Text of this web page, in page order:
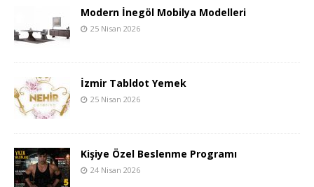
Modern İnegöl Mobilya Modelleri
25 Nisan 2026
İzmir Tabldot Yemek
25 Nisan 2026
Kişiye Özel Beslenme Programı
24 Nisan 2026